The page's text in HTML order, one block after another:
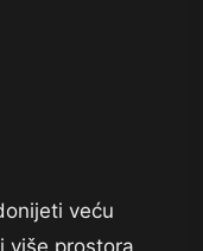
veću
više prostora